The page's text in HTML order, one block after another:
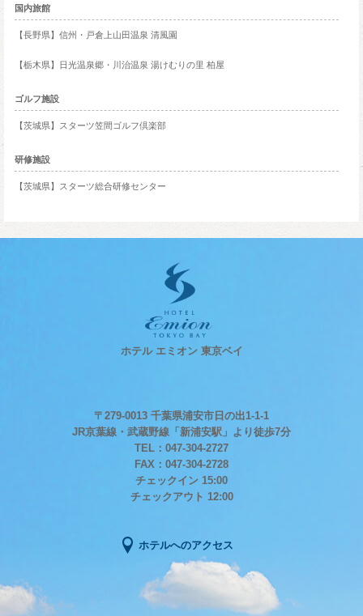
国内旅館
【長野県】信州・戸倉上山田温泉 清風園
【栃木県】日光温泉郷・川治温泉 湯けむりの里 柏屋
ゴルフ施設
【茨城県】スターツ笠間ゴルフ倶楽部
研修施設
【茨城県】スターツ総合研修センター
ホテル エミオン 東京ベイ
〒279-0013 千葉県浦安市日の出1-1-1
JR京葉線・武蔵野線「新浦安駅」より徒歩7分
TEL：047-304-2727
FAX：047-304-2728
チェックイン 15:00
チェックアウト 12:00
ホテルへのアクセス